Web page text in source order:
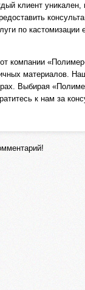
клиент
по кастомизации
компании
материалов.
Выбирая
к нам за